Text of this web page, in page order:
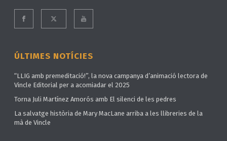
ÚLTIMES NOTÍCIES
“LLIG amb premeditació!”, la nova campanya d’animació lectora de
Vincle Editorial per a acomiadar el 2025
Torna Juli Martínez Amorós amb El silenci de les pedres
La salvatge història de Mary MacLane arriba a les llibreries de la
mà de Vincle